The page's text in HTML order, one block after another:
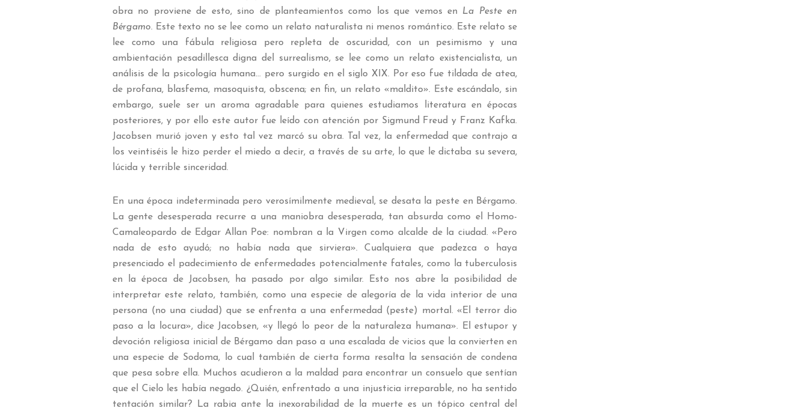
obra no proviene de esto, sino de planteamientos como los que vemos en La Peste en
Bérgamo. Este texto no se lee como un relato naturalista ni menos romántico. Este relato se
lee como una fábula religiosa pero repleta de oscuridad, con un pesimismo y una
ambientación pesadillesca digna del surrealismo, se lee como un relato existencialista, un
análisis de la psicología humana… pero surgido en el siglo XIX. Por eso fue tildada de atea,
de profana, blasfema, masoquista, obscena; en fin, un relato «maldito». Este escándalo, sin
embargo, suele ser un aroma agradable para quienes estudiamos literatura en épocas
posteriores, y por ello este autor fue leído con atención por Sigmund Freud y Franz Kafka.
Jacobsen murió joven y esto tal vez marcó su obra. Tal vez, la enfermedad que contrajo a
los veintiséis le hizo perder el miedo a decir, a través de su arte, lo que le dictaba su severa,
lúcida y terrible sinceridad.
En una época indeterminada pero verosímilmente medieval, se desata la peste en Bérgamo.
La gente desesperada recurre a una maniobra desesperada, tan absurda como el Homo-
Camaleopardo de Edgar Allan Poe: nombran a la Virgen como alcalde de la ciudad. «Pero
nada de esto ayudó; no había nada que sirviera». Cualquiera que padezca o haya
presenciado el padecimiento de enfermedades potencialmente fatales, como la tuberculosis
en la época de Jacobsen, ha pasado por algo similar. Esto nos abre la posibilidad de
interpretar este relato, también, como una especie de alegoría de la vida interior de una
persona (no una ciudad) que se enfrenta a una enfermedad (peste) mortal. «El terror dio
paso a la locura», dice Jacobsen, «y llegó lo peor de la naturaleza humana». El estupor y
devoción religiosa inicial de Bérgamo dan paso a una escalada de vicios que la convierten en
una especie de Sodoma, lo cual también de cierta forma resalta la sensación de condena
que pesa sobre ella. Muchos acudieron a la maldad para encontrar un consuelo que sentían
que el Cielo les había negado. ¿Quién, enfrentado a una injusticia irreparable, no ha sentido
tentación similar? La rabia ante la inexorabilidad de la muerte es un tópico central del